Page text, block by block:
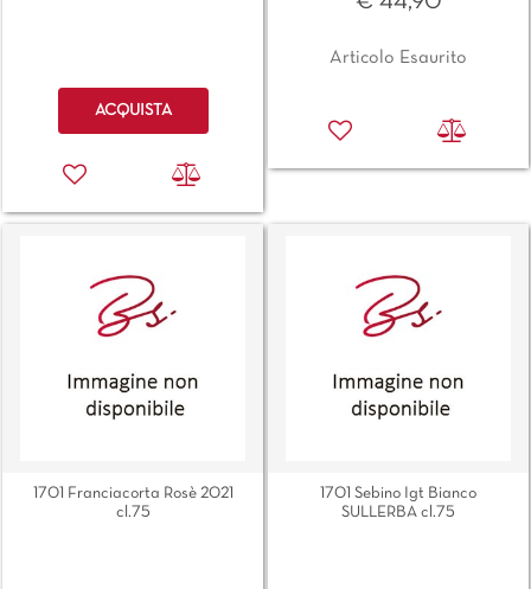
Quantità
ACQUISTA
Articolo Esaurito
1701 Franciacorta Rosè 2021
cl.75
1701 Sebino Igt Bianco
SULLERBA cl.75